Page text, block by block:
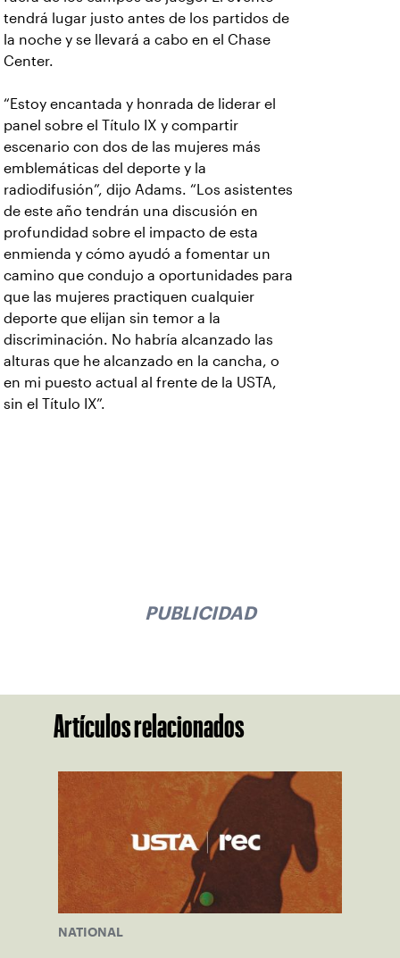
tendrá lugar justo antes de los partidos de
la noche y se llevará a cabo en el Chase
Center.
“Estoy encantada y honrada de liderar el
panel sobre el Título IX y compartir
escenario con dos de las mujeres más
emblemáticas del deporte y la
radiodifusión”, dijo Adams. “Los asistentes
de este año tendrán una discusión en
profundidad sobre el impacto de esta
enmienda y cómo ayudó a fomentar un
camino que condujo a oportunidades para
que las mujeres practiquen cualquier
deporte que elijan sin temor a la
discriminación. No habría alcanzado las
alturas que he alcanzado en la cancha, o
en mi puesto actual al frente de la USTA,
sin el Título IX”.
PUBLICIDAD
Artículos relacionados
NATIONAL